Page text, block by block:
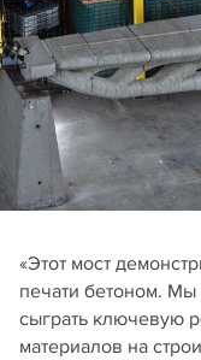
«Этот мост
печати бетоном. Мы
сыграть ключевую
материалов на